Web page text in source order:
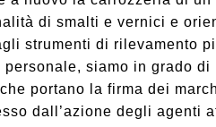
di smalti e vernici e
strumenti di rilevamento
personale, siamo in grado
portano la firma dei
dall’azione degli agenti